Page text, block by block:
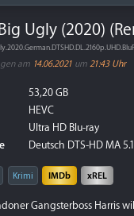
Ugly (2020)
am 14.06.2021 um 21:43 Uhr
53,20 GB
HEVC
Ultra HD Blu-ray
Deutsch DTS-HD MA
Krimi IMDb xREL
Gangsterboss Harris